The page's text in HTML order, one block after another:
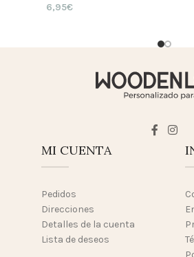
6,95€
MI CUENTA
Pedidos
Direcciones
Detalles de la cuenta
Lista de deseos